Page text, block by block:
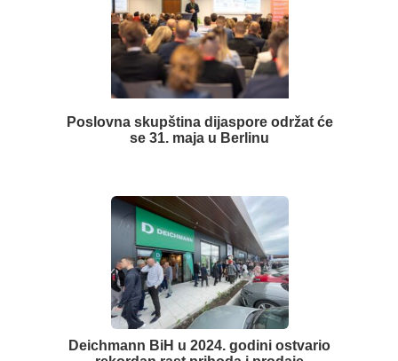
Poslovna skupština dijaspore održat će
se 31. maja u Berlinu
Deichmann BiH u 2024. godini ostvario